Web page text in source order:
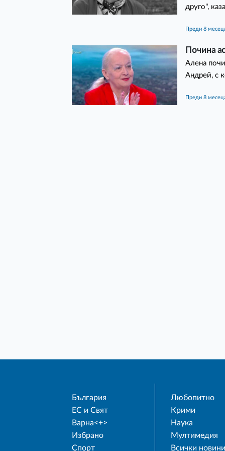
друго",
преди 8
Почина
Алена
Андрей, с
преди 8
България
ЕС и Свят
Варна<+>
Избрано
Спорт
Любопитно
Крими
Наука
Мултимедия
Всички новини